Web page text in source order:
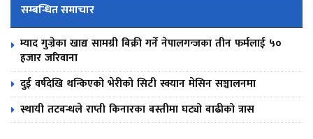
सम्बन्धित समाचार
म्याद गुज्रेका खाद्य सामग्री बिक्री गर्ने नेपालगन्जका तीन फर्मलाई ५०
हजार जरिवाना
दुई वर्षदेखि थन्किएको भेरीको सिटी स्क्यान मेसिन सञ्चालनमा
स्थायी तटबन्धले राप्ती किनारका बस्तीमा घट्यो बाढीको त्रास